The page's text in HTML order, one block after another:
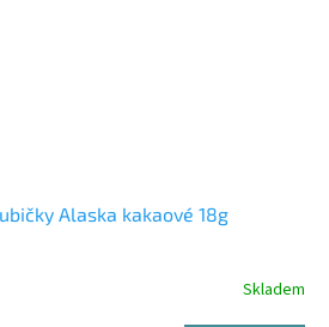
Alaska kakaové 18g
Skladem